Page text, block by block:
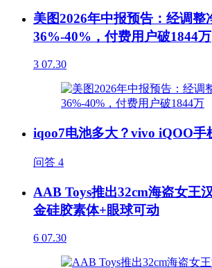
美图2026年中报预告：经调整
36%-40%，付费用户破1844万
3 07.30
iqoo7电池多大？vivo iQOO手
问答 4
AAB Toys推出32cm海盗女王
金硅胶素体+眼球可动
6 07.30